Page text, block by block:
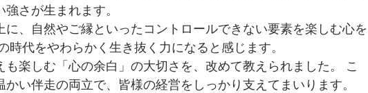
さが生まれます。
、自然やご縁といったコントロールできない要素を楽しむ心を
時代をやわらかく生き抜く力になると感じます。
楽しむ「心の余白」の大切さを、改めて教えられました。 こ
い伴走の両立で、皆様の経営をしっかり支えてまいります。